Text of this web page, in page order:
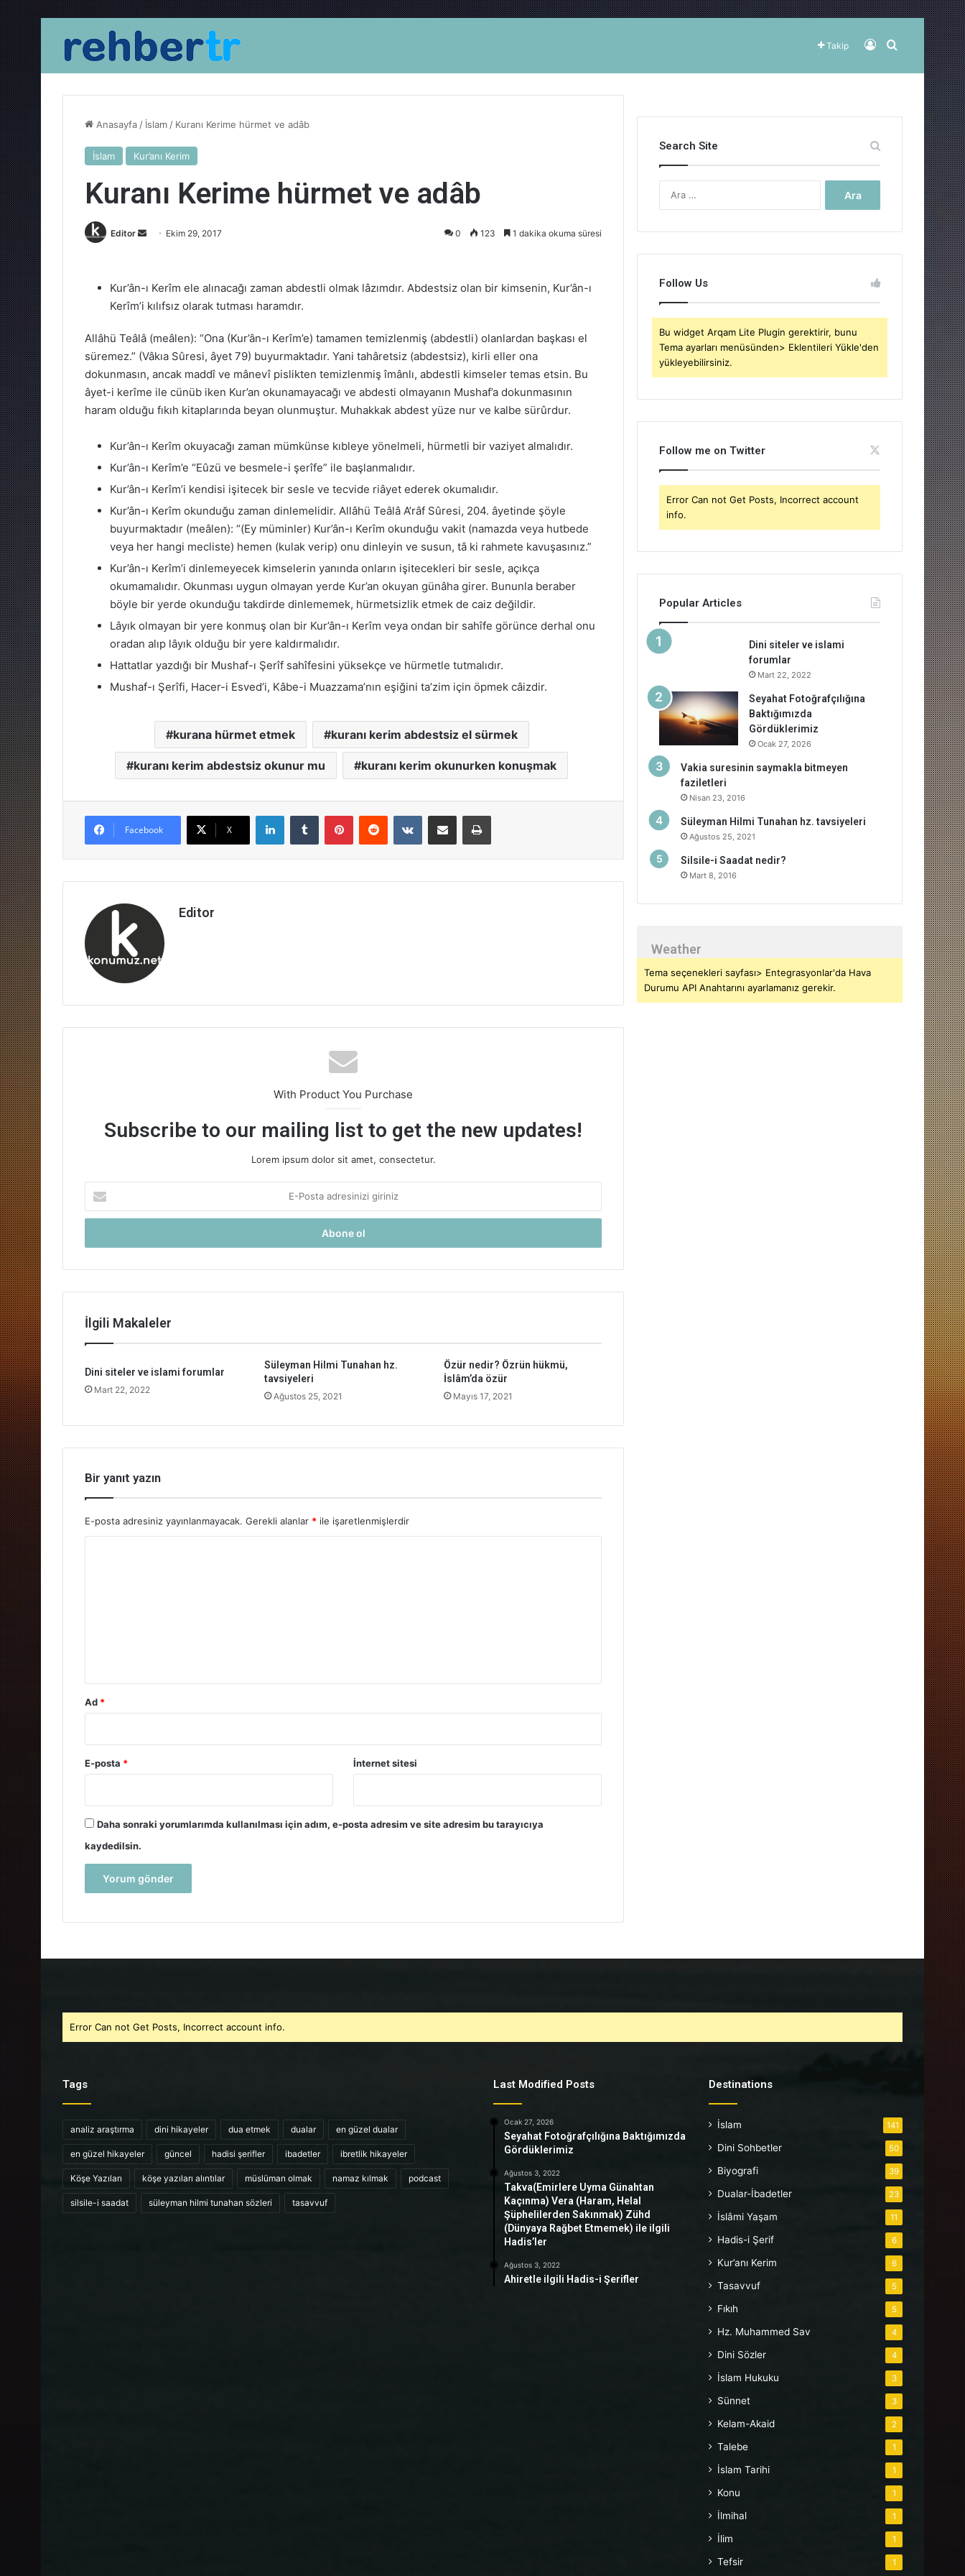
Takip Kayıt OlArama yap
Anasayfa / İslam / Kuranı Kerime hürmet ve adâb
İslam Kur’anı Kerim
Kuranı Kerime hürmet ve adâb
Editor
Bir
göndermek
Ekim 29, 2017 0 123 1 dakika okuma süresi
Kur’ân-ı Kerîm ele alınacağı zaman abdestli olmak lâzımdır. Abdestsiz olan bir kimsenin, Kur’ân-ı
Kerîm’i kılıfsız olarak tutması haramdır.
Allâhü Teâlâ (meâlen): “Ona (Kur’ân-ı Kerîm’e) tamamen temizlenmiş (abdestli) olanlardan başkası el
süremez.” (Vâkıa Sûresi, âyet 79) buyurmaktadır. Yani tahâretsiz (abdestsiz), kirli eller ona
dokunmasın, ancak maddî ve mânevî pislikten temizlenmiş îmânlı, abdestli kimseler temas etsin. Bu
âyet-i kerîme ile cünüb iken Kur’an okunamayacağı ve abdesti olmayanın Mushaf’a dokunmasının
haram olduğu fıkıh kitaplarında beyan olunmuştur. Muhakkak abdest yüze nur ve kalbe sürûrdur.
Kur’ân-ı Kerîm okuyacağı zaman mümkünse kıbleye yönelmeli, hürmetli bir vaziyet almalıdır.
Kur’ân-ı Kerîm’e “Eûzü ve besmele-i şerîfe” ile başlanmalıdır.
Kur’ân-ı Kerîm’i kendisi işitecek bir sesle ve tecvide riâyet ederek okumalıdır.
Kur’ân-ı Kerîm okunduğu zaman dinlemelidir. Allâhü Teâlâ A’râf Sûresi, 204. âyetinde şöyle
buyurmaktadır (meâlen): “(Ey müminler) Kur’ân-ı Kerîm okunduğu vakit (namazda veya hutbede
veya her hangi mecliste) hemen (kulak verip) onu dinleyin ve susun, tâ ki rahmete kavuşasınız.”
Kur’ân-ı Kerîm’i dinlemeyecek kimselerin yanında onların işitecekleri bir sesle, açıkça
okumamalıdır. Okunması uygun olmayan yerde Kur’an okuyan günâha girer. Bununla beraber
böyle bir yerde okunduğu takdirde dinlememek, hürmetsizlik etmek de caiz değildir.
Lâyık olmayan bir yere konmuş olan bir Kur’ân-ı Kerîm veya ondan bir sahîfe görünce derhal onu
oradan alıp lâyık olduğu bir yere kaldırmalıdır.
Hattatlar yazdığı bir Mushaf-ı Şerîf sahîfesini yüksekçe ve hürmetle tutmalıdır.
Mushaf-ı Şerîfi, Hacer-i Esved’i, Kâbe-i Muazzama’nın eşiğini ta’zim için öpmek câizdir.
kurana hürmet etmek kuranı kerim abdestsiz el sürmek
kuranı kerim abdestsiz okunur mu kuranı kerim okunurken konuşmak
Facebook X
LinkedInTumblr PinterestReddit VKontakteE-Posta ile paylaş Yazdır
Editor
With Product You Purchase
Subscribe to our mailing list to get the new updates!
Lorem ipsum dolor sit amet, consectetur.
Posta
adresinizi
İlgili Makaleler
Dini siteler ve islami forumlar
Mart 22, 2022
Süleyman Hilmi Tunahan hz.
tavsiyeleri
Ağustos 25, 2021
Özür nedir? Özrün hükmü,
İslâm’da özür
Mayıs 17, 2021
Bir yanıt yazın
E-posta adresiniz yayınlanmayacak. Gerekli alanlar * ile işaretlenmişlerdir
Ad *
E-posta * İnternet sitesi
Daha sonraki yorumlarımda kullanılması için adım, e-posta adresim ve site adresim bu tarayıcıya
kaydedilsin.
Search Site
Follow Us
Bu widget Arqam Lite Plugin gerektirir, bunu
Tema ayarları menüsünden> Eklentileri Yükle'den
yükleyebilirsiniz.
Follow me on Twitter
Error Can not Get Posts, Incorrect account
info.
Popular Articles
Dini siteler ve islami
forumlar
Mart 22, 2022
Seyahat Fotoğrafçılığına
Baktığımızda
Gördüklerimiz
Ocak 27, 2026
Vakia suresinin saymakla bitmeyen
faziletleri
Nisan 23, 2016
Süleyman Hilmi Tunahan hz. tavsiyeleri
Ağustos 25, 2021
Silsile-i Saadat nedir?
Mart 8, 2016
Weather
Tema seçenekleri sayfası> Entegrasyonlar'da Hava
Durumu API Anahtarını ayarlamanız gerekir.
Error Can not Get Posts, Incorrect account info.
Tags
analiz araştırma dini hikayeler dua etmek dualar en güzel dualar
en güzel hikayeler güncel hadisi şerifler ibadetler ibretlik hikayeler
Köşe Yazıları köşe yazıları alıntılar müslüman olmak namaz kılmak podcast
silsile-i saadat süleyman hilmi tunahan sözleri tasavvuf
Last Modified Posts
Ocak 27, 2026
Seyahat Fotoğrafçılığına Baktığımızda
Gördüklerimiz
Ağustos 3, 2022
Takva(Emirlere Uyma Günahtan
Kaçınma) Vera (Haram, Helal
Şüphelilerden Sakınmak) Zühd
(Dünyaya Rağbet Etmemek) ile ilgili
Hadis’ler
Ağustos 3, 2022
Ahiretle ilgili Hadis-i Şerifler
Destinations
İslam 141
Dini Sohbetler 50
Biyografi 39
Dualar-İbadetler 23
İslâmi Yaşam 11
Hadis-i Şerif 6
Kur’anı Kerim 6
Tasavvuf 5
Fıkıh 5
Hz. Muhammed Sav 4
Dini Sözler 4
İslam Hukuku 3
Sünnet 3
Kelam-Akaid 2
Talebe 1
İslam Tarihi 1
Konu 1
İlmihal 1
İlim 1
Tefsir 1